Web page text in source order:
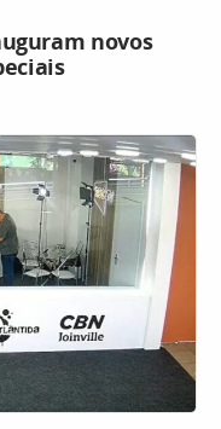
novos